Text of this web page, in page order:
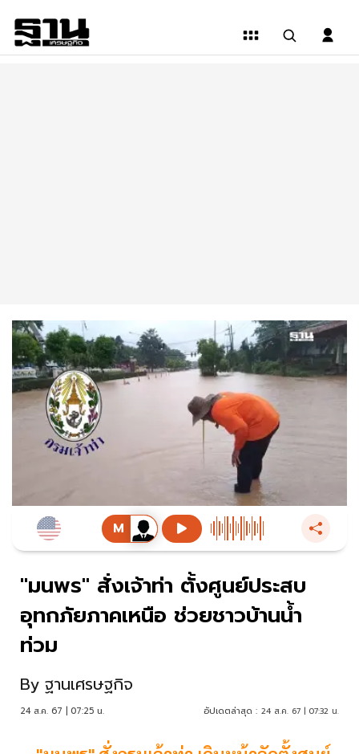
"มนพร" สั่งเจ้าท่า ตั้งศูนย์ประสบ
อุทกภัยภาคเหนือ ช่วยชาวบ้านน้ำ
ท่วม
By ฐานเศรษฐกิจ
24 ส.ค. 67 | 07:25 น. อัปเดตล่าสุด : 24 ส.ค. 67 | 07:32 น.